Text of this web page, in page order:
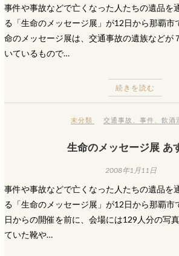
事件や事故などで亡くなった人たちの遺品を
る「生命のメッセージ展」が12日から那覇市
命のメッセージ展は、交通事故の遺族などが
いているもので…
続きを読む
未分類 交通事故 、事件 、飲酒
生命のメッセージ展 あ
2008年1月11日
事件や事故などで亡くなった人たちの遺品を
る「生命のメッセージ展」が12日から那覇市
日からの開催を前に、会場には129人分の写
ていた靴や…